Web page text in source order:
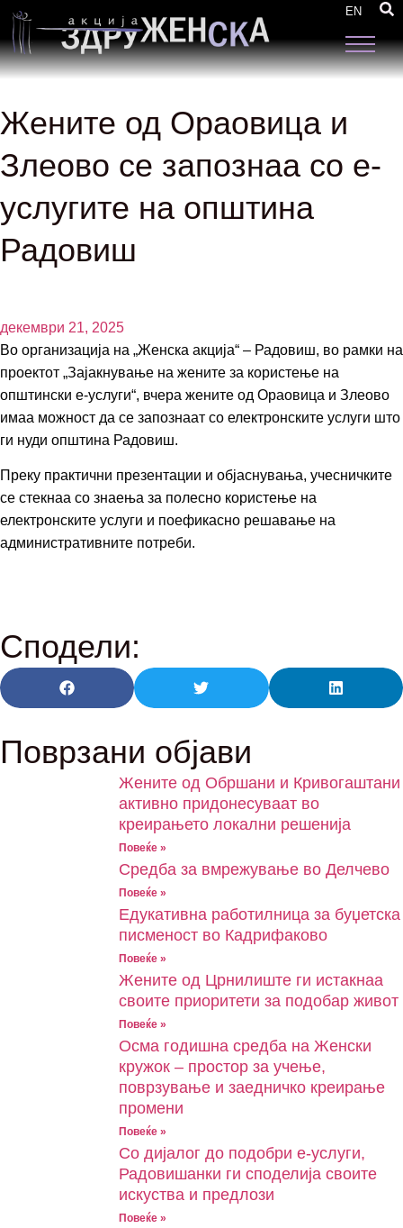
EN
Жените од Ораовица и
Злеово се запознаа со е-
услугите на општина
Радовиш
декември 21, 2025
Во организација на „Женска акција“ – Радовиш, во рамки на
проектот „Зајакнување на жените за користење на
општински е-услуги“, вчера жените од Ораовица и Злеово
имаа можност да се запознаат со електронските услуги што
ги нуди општина Радовиш.
Преку практични презентации и објаснувања, учесничките
се стекнаа со знаења за полесно користење на
електронските услуги и поефикасно решавање на
административните потреби.
Сподели:
Поврзани објави
Жените од Обршани и Кривогаштани
активно придонесуваат во
креирањето локални решенија
Повеќе »
Средба за вмрежување во Делчево
Повеќе »
Едукативна работилница за буџетска
писменост во Кадрифаково
Повеќе »
Жените од Црнилиште ги истакнаа
своите приоритети за подобар живот
Повеќе »
Oсма годишна средба на Женски
кружок – простор за учење,
поврзување и заедничко креирање
промени
Повеќе »
Со дијалог до подобри е-услуги,
Радовишанки ги споделија своите
искуства и предлози
Повеќе »